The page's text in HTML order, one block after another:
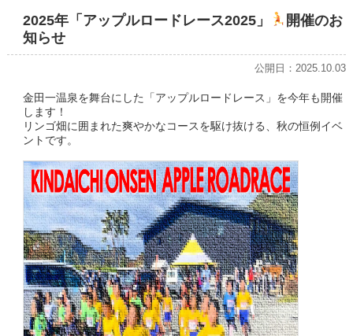
2025年「アップルロードレース2025」
開催のお
知らせ
公開日：2025.10.03
金田一温泉を舞台にした「アップルロードレース」を今年も開催
します！
リンゴ畑に囲まれた爽やかなコースを駆け抜ける、秋の恒例イベ
ントです。